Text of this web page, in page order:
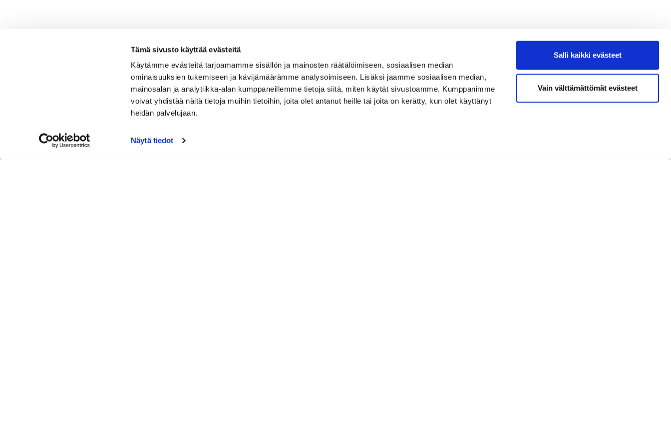
Tämä sivusto käyttää evästeitä
Käytämme evästeitä tarjoamamme sisällön ja mainosten räätälöimiseen, sosiaalisen median
ominaisuuksien tukemiseen ja kävijämäärämme analysoimiseen. Lisäksi jaamme sosiaalisen median,
mainosalan ja analytiikka-alan kumppaneillemme tietoja siitä, miten käytät sivustoamme. Kumppanimme
voivat yhdistää näitä tietoja muihin tietoihin, joita olet antanut heille tai joita on kerätty, kun olet käyttänyt
heidän palvelujaan.
Näytä tiedot
Salli kaikki evästeet
Vain välttämättömät evästeet